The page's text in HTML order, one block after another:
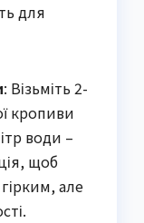
для
: Візьміть 2-
кропиви
води –
щоб
але